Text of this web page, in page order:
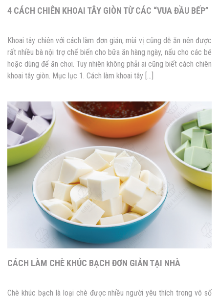
4 CÁCH CHIÊN KHOAI TÂY GIÒN TỪ CÁC “VUA ĐẦU BẾP”
Khoai tây chiên với cách làm đơn giản, mùi vị cũng dễ ăn nên được
rất nhiều bà nội trợ chế biến cho bữa ăn hàng ngày, nấu cho các bé
hoặc dùng để ăn chơi. Tuy nhiên không phải ai cũng biết cách chiên
khoai tây giòn. Mục lục 1. Cách làm khoai tây […]
CÁCH LÀM CHÈ KHÚC BẠCH ĐƠN GIẢN TẠI NHÀ
Chè khúc bạch là loại chè được nhiều người yêu thích trong vô số